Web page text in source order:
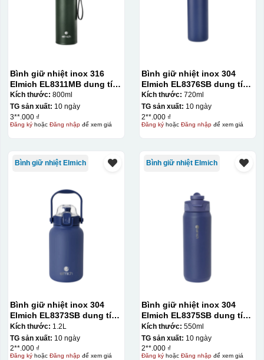
Bình giữ nhiệt inox 316
Elmich EL8311MB dung tích
800ml
Kích thước: 800ml
TG sản xuất: 10 ngày
3**.000 ₫
Đăng kýhoặc Đăng nhậpđể xem giá
Bình giữ nhiệt inox 304
Elmich EL8376SB dung tích
720ml
Kích thước: 720ml
TG sản xuất: 10 ngày
2**.000 ₫
Đăng kýhoặc Đăng nhậpđể xem giá
Bình giữ nhiệt Elmich
Bình giữ nhiệt inox 304
Elmich EL8373SB dung tích
1.2L
Kích thước: 1.2L
TG sản xuất: 10 ngày
2**.000 ₫
Đăng kýhoặc Đăng nhậpđể xem giá
Bình giữ nhiệt Elmich
Bình giữ nhiệt inox 304
Elmich EL8375SB dung tích
550ml
Kích thước: 550ml
TG sản xuất: 10 ngày
2**.000 ₫
Đăng kýhoặc Đăng nhậpđể xem giá